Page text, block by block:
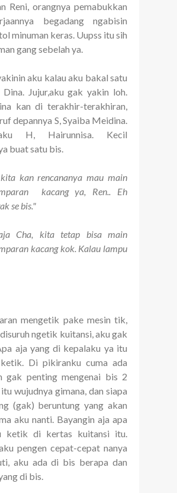
Reni, orangnya pemabukkan
begadang ngabisin
minuman keras. Uupss itu sih
gang sebelah ya.
aku kalau aku bakal satu
Dina. Jujur,aku gak yakin loh.
kan di terakhir-terakhiran,
depannya S, Syaiba Meidina.
H, Hairunnisa. Kecil
buat satu bis.
kan rencananya mau main
kacang ya, Ren.. Eh
se bis."
Cha, kita tetap bisa main
kacang kok. Kalau lampu
mengetik pake mesin tik,
ngetik kuitansi, aku gak
aja yang di kepalaku ya itu
Di pikiranku cuma ada
gak penting mengenai bis 2
wujudnya gimana, dan siapa
(gak) beruntung yang akan
aku nanti. Bayangin aja apa
ketik di kertas kuitansi itu.
pengen cepat-cepat nanya
aku ada di bis berapa dan
di bis.